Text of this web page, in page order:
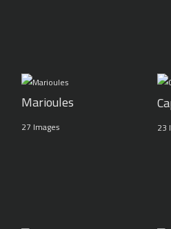
Marioules
27 Images 23